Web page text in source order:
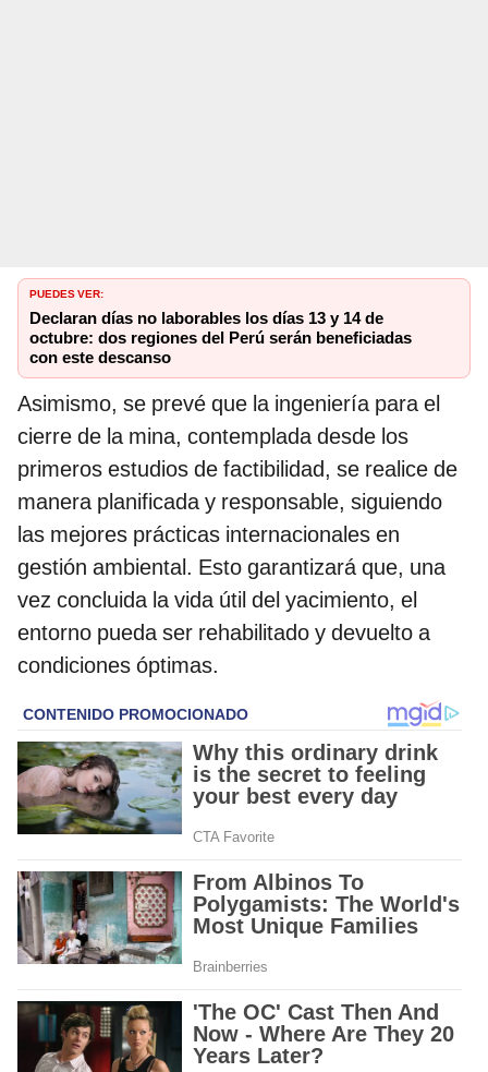
PUEDES VER:
Declaran días no laborables los días 13 y 14 de
octubre: dos regiones del Perú serán beneficiadas
con este descanso
Asimismo, se prevé que la ingeniería para el
cierre de la mina, contemplada desde los
primeros estudios de factibilidad, se realice de
manera planificada y responsable, siguiendo
las mejores prácticas internacionales en
gestión ambiental. Esto garantizará que, una
vez concluida la vida útil del yacimiento, el
entorno pueda ser rehabilitado y devuelto a
condiciones óptimas.